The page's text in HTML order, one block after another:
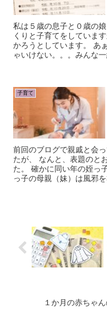
私は５歳の息子と０歳の
くりと子育てをしていま
かろうとしています。 あ
ゃいけない。。。みんな
子育て
前回のブログで親戚と会
たが、 なんと、表題のと
た。 確かに同い年の姪っ
っ子の母親（妹）は風邪
１か月の赤ちゃ